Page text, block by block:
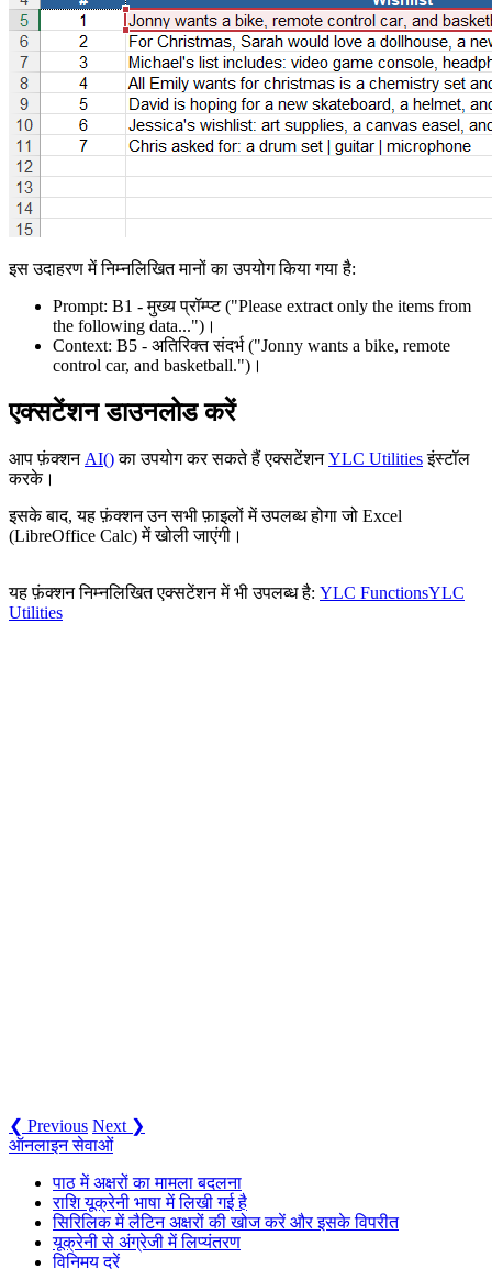
इस उदाहरण में निम्नलिखित मानों का उपयोग किया गया है:
Prompt: B1 - मुख्य प्रॉम्प्ट("Please extract only the items from
the following data...") ।
Context: B5 - अतिरिक्त संदर्भ("Jonny wants a bike, remote
control car, and basketball.") ।
एक्सटेंशन डाउनलोड करें
आप फ़ंक्शन AI()का उपयोग कर सकते हैं एक्सटेंशनYLC Utilitiesइंस्टॉल
करके।
इसके बाद, यह फ़ंक्शन उन सभी फ़ाइलों में उपलब्ध होगा जो Excel
(LibreOffice Calc) में खोली जाएंगी।
यह फ़ंक्शन निम्नलिखित एक्सटेंशन में भी उपलब्ध है: YLC FunctionsYLC
Utilities
❮ Previous Next ❯
ऑनलाइन सेवाओं
पाठ में अक्षरों का मामला बदलना
राशि यूक्रेनी भाषा में लिखी गई है
सिरिलिक में लैटिन अक्षरों की खोज करें और इसके विपरीत
यूक्रेनी से अंग्रेजी में लिप्यंतरण
विनिमय दरें